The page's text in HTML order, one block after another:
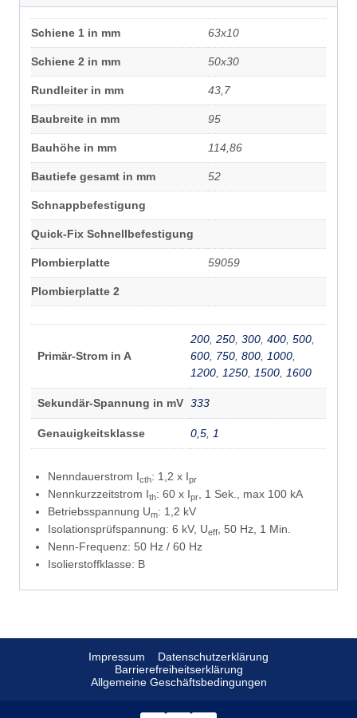
Schiene 1 in mm 63x10
Schiene 2 in mm 50x30
Rundleiter in mm 43,7
Baubreite in mm 95
Bauhöhe in mm 114,86
Bautiefe gesamt in mm 52
Schnappbefestigung
Quick-Fix Schnellbefestigung
Plombierplatte 59059
Plombierplatte 2
Primär-Strom in A
200, 250, 300, 400, 500,
600, 750, 800, 1000,
1200, 1250, 1500, 1600
Sekundär-Spannung in mV 333
Genauigkeitsklasse 0,5, 1
Nenndauerstrom Icth: 1,2 x Ipr
Nennkurzzeitstrom Ith: 60 x Ipr
, 1 Sek., max 100 kA
Betriebsspannung Um: 1,2 kV
Isolationsprüfspannung: 6 kV, Ueff
, 50 Hz, 1 Min.
Nenn-Frequenz: 50 Hz / 60 Hz
Isolierstoffklasse: B
Impressum
Datenschutzerklärung
Barrierefreiheitserklärung
Allgemeine Geschäftsbedingungen